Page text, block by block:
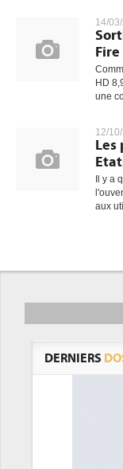
14/
HD
une
12/
Les
Il y a
aux
DERNIERS